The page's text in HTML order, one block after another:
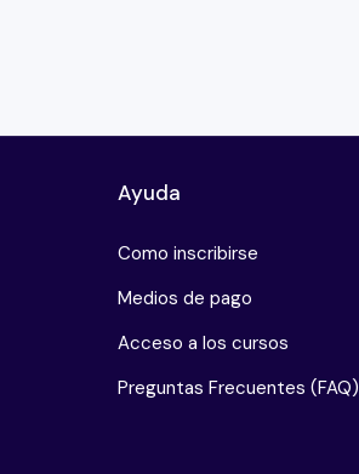
Ayuda
Como inscribirse
Medios de pago
Acceso a los cursos
Preguntas Frecuentes (FAQ)